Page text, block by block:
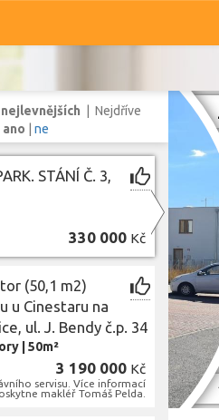
České Budějovice, okres České
Pozemky
okres České Budějovice, Jihočeský kraj
| Nejdříve
ano ne
STÁNÍ Č. 3,
330 000 Kč
(50,1 m2)
u Cinestaru na
ul. J. Bendy č.p. 34
50m²
3 190 000 Kč
servisu. Více informací
makléř Tomáš Pelda.